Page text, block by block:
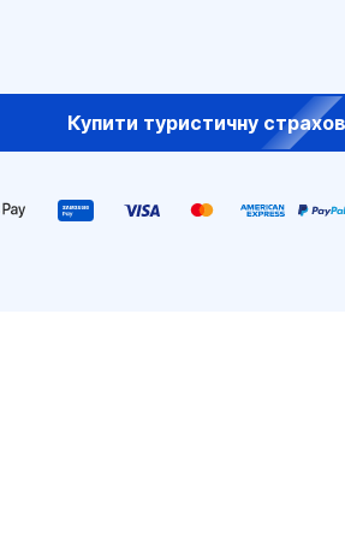
Купити туристичну